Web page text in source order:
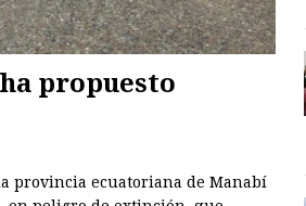
propuesto
provincia ecuatoriana de Manabí